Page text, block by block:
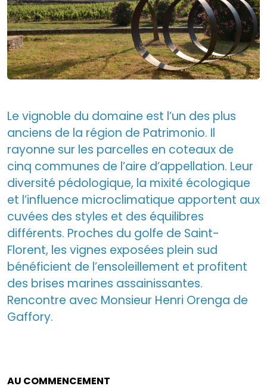
Le vignoble du domaine est l’un des plus
anciens de la région de Patrimonio. Il
rayonne sur les parcelles en coteaux de
cinq communes de l’aire d’appellation. Leur
diversité pédologique, la mixité écologique
et l’influence microclimatique apportent aux
cuvées des styles et des équilibres
différents. Proches du golfe de Saint-
Florent, les vignes exposées plein sud
bénéficient de l’ensoleillement et profitent
des brises marines assainissantes.
Rencontre avec Monsieur Henri Orenga de
Gaffory.
AU COMMENCEMENT